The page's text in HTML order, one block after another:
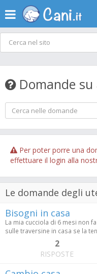
Domande
Per poter porre una
effettuare il login alla
Le domande degli
Bisogni in casa
La mia cucciola di 6 mesi non
sulle traversine in casa se la
2
RISPOSTE